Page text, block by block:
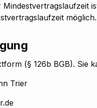
möglich.
(§ 126b BGB). Sie
Trier